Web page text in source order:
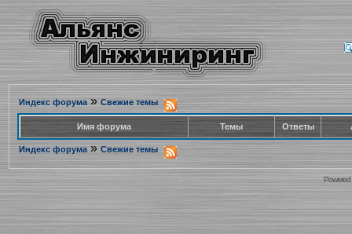
Индекс форума» Свежие темы
Имя форума Темы Ответы
Индекс форума » Свежие темы